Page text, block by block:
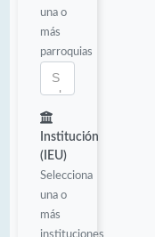
una o
más
parroquias
Institución
(IEU)
Selecciona
una o
más
instituciones